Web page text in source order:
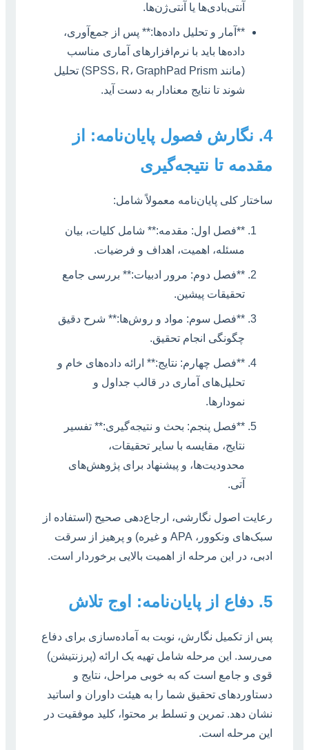
آنتی‌بادی‌ها یا آنتی‌ژن‌ها.
**آمار و تحلیل داده‌ها:** پس از جمع‌آوری،
داده‌ها باید با نرم‌افزارهای آماری مناسب
(مانند SPSS، R، GraphPad Prism) تحلیل
شوند تا نتایج معنادار به دست آید.
4. نگارش فصول پایان‌نامه: از
مقدمه تا نتیجه‌گیری
ساختار کلی پایان‌نامه معمولاً شامل:
**فصل اول: مقدمه:** شامل کلیات، بیان
مسئله، اهمیت، اهداف و فرضیات.
**فصل دوم: مرور ادبیات:** بررسی جامع
تحقیقات پیشین.
**فصل سوم: مواد و روش‌ها:** شرح دقیق
چگونگی انجام تحقیق.
**فصل چهارم: نتایج:** ارائه داده‌های خام و
تحلیل‌های آماری در قالب جداول و
نمودارها.
**فصل پنجم: بحث و نتیجه‌گیری:** تفسیر
نتایج، مقایسه با سایر تحقیقات،
محدودیت‌ها، و پیشنهاد برای پژوهش‌های
آتی.
رعایت اصول نگارشی، ارجاع‌دهی صحیح (استفاده از
سبک‌های ونکوور، APA و غیره) و پرهیز از سرقت
ادبی، در این مرحله از اهمیت بالایی برخوردار است.
5. دفاع از پایان‌نامه: اوج تلاش
پس از تکمیل نگارش، نوبت به آماده‌سازی برای دفاع
می‌رسد. این مرحله شامل تهیه یک ارائه (پرزنتیشن)
قوی و جامع است که به خوبی مراحل، نتایج و
دستاوردهای تحقیق شما را به هیئت داوران و اساتید
نشان دهد. تمرین و تسلط بر محتوا، کلید موفقیت در
این مرحله است.